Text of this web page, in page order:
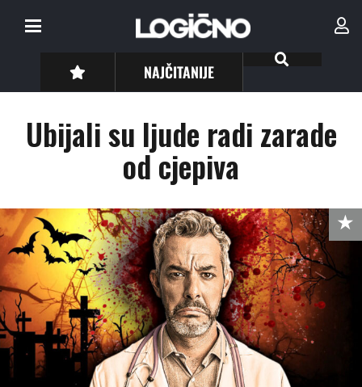
NAJČITANIJE
Ubijali su ljude radi zarade
od cjepiva